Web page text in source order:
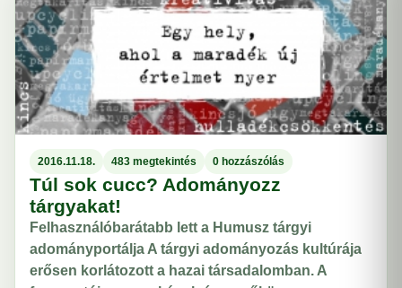
2016.11.18. 483 megtekintés 0 hozzászólás
Túl sok cucc? Adományozz
tárgyakat!
Felhasználóbarátabb lett a Humusz tárgyi
adományportálja A tárgyi adományozás kultúrája
erősen korlátozott a hazai társadalomban. A